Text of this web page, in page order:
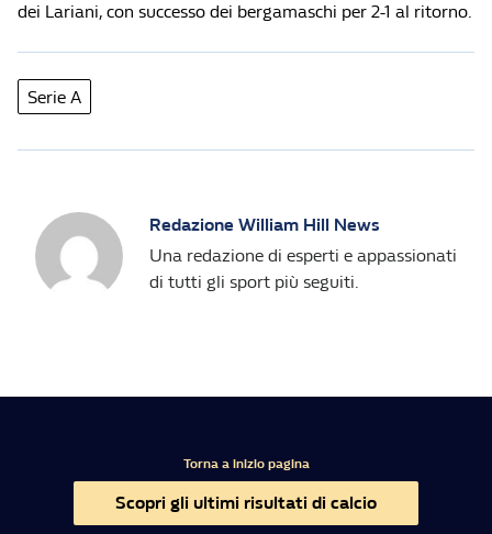
dei Lariani, con successo dei bergamaschi per 2-1 al ritorno.
Serie A
Redazione William Hill News
Una redazione di esperti e appassionati
di tutti gli sport più seguiti.
Torna a inizio pagina
Scopri gli ultimi risultati di calcio